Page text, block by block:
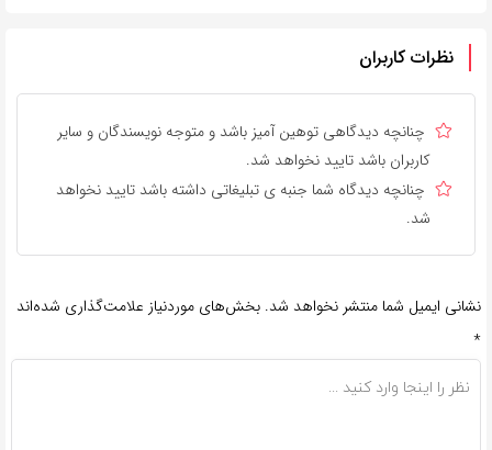
نظرات کاربران
چنانچه دیدگاهی توهین آمیز باشد و متوجه نویسندگان و سایر
کاربران باشد تایید نخواهد شد.
چنانچه دیدگاه شما جنبه ی تبلیغاتی داشته باشد تایید نخواهد
شد.
نشانی ایمیل شما منتشر نخواهد شد. بخش‌های موردنیاز علامت‌گذاری شده‌اند
*